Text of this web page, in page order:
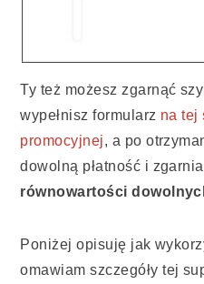
Ty też możesz zgarnąć
wypełnisz formularz na tej
promocyjnej, a po
dowolną płatność i
równowartości
Poniżej opisuję jak
omawiam szczegóły tej